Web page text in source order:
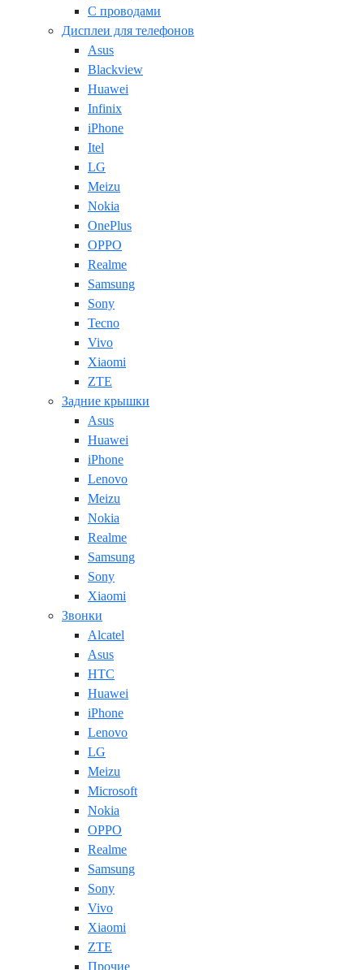
С проводами
Дисплеи для телефонов
Asus
Blackview
Huawei
Infinix
iPhone
Itel
LG
Meizu
Nokia
OnePlus
OPPO
Realme
Samsung
Sony
Tecno
Vivo
Xiaomi
ZTE
Задние крышки
Asus
Huawei
iPhone
Lenovo
Meizu
Nokia
Realme
Samsung
Sony
Xiaomi
Звонки
Alcatel
Asus
HTC
Huawei
iPhone
Lenovo
LG
Meizu
Microsoft
Nokia
OPPO
Realme
Samsung
Sony
Vivo
Xiaomi
ZTE
Прочие